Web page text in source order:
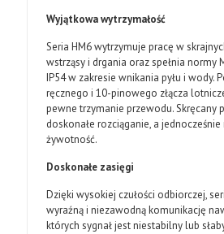
Wyjątkowa wytrzymałość
Seria HM6 wytrzymuje pracę w
wstrząsy i drgania oraz spełnia normy
IP54 w zakresie wnikania pyłu i wody.
ręcznego i 10-pinowego złącza
pewne trzymanie przewodu. Skręcany
doskonałe rozciąganie, a
żywotność.
Doskonałe zasięgi
Dzięki wysokiej czułości odbiorczej,
wyraźną i niezawodną komunikację
których sygnał jest niestabilny lub